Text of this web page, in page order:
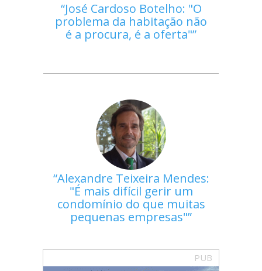
José Cardoso Botelho: "O
problema da habitação não
é a procura, é a oferta"
Alexandre Teixeira Mendes:
"É mais difícil gerir um
condomínio do que muitas
pequenas empresas"
PUB